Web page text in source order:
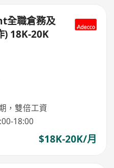
職倉務及
) 18K-20K
，雙倍工資
18:00
$18K-20K/月